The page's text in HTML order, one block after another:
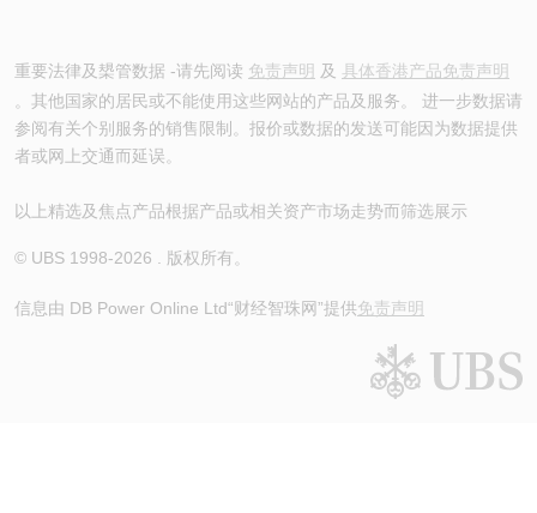
重要法律及槼管数据 -请先阅读 免责声明 及 具体香港产品免责声明
。其他国家的居民或不能使用这些网站的产品及服务。 进一步数据请
参阅有关个别服务的销售限制。报价或数据的发送可能因为数据提供
者或网上交通而延误。
以上精选及焦点产品根据产品或相关资产市场走势而筛选展示
© UBS 1998-2026 . 版权所有。
信息由 DB Power Online Ltd“财经智珠网”提供免责声明